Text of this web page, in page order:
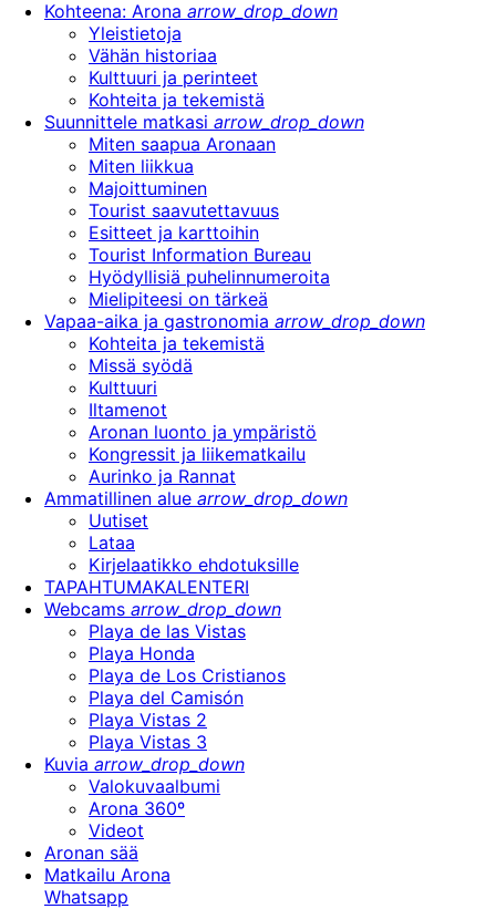
Kohteena: Arona arrow_drop_down
Yleistietoja
Vähän historiaa
Kulttuuri ja perinteet
Kohteita ja tekemistä
Suunnittele matkasi arrow_drop_down
Miten saapua Aronaan
Miten liikkua
Majoittuminen
Tourist saavutettavuus
Esitteet ja karttoihin
Tourist Information Bureau
Hyödyllisiä puhelinnumeroita
Mielipiteesi on tärkeä
Vapaa-aika ja gastronomia arrow_drop_down
Kohteita ja tekemistä
Missä syödä
Kulttuuri
Iltamenot
Aronan luonto ja ympäristö
Kongressit ja liikematkailu
Aurinko ja Rannat
Ammatillinen alue arrow_drop_down
Uutiset
Lataa
Kirjelaatikko ehdotuksille
TAPAHTUMAKALENTERI
Webcams arrow_drop_down
Playa de las Vistas
Playa Honda
Playa de Los Cristianos
Playa del Camisón
Playa Vistas 2
Playa Vistas 3
Kuvia arrow_drop_down
Valokuvaalbumi
Arona 360º
Videot
Aronan sää
Matkailu Arona
Whatsapp